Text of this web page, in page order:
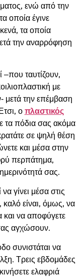
ενώ από την
οποία έγινε
τα οποία
την αναρρόφηση
–που ταυτίζουν,
με
μετά την επέμβαση
οπλαστικός
τα πόδια σας ακόμα
σε ψηλή θέση
και μέσα στην
περπάτημα,
σας.
γίνει μέσα στις
είναι, όμως, να
και να αποφύγετε
αγχώσουν.
συνιστάται να
Τρεις εβδομάδες
ελαφριά